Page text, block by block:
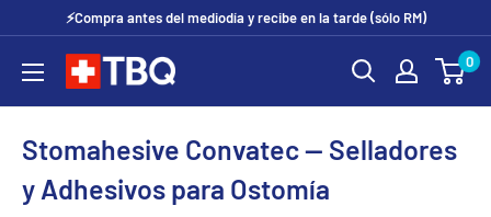
contenido
⚡Compra antes del mediodía y recibe en la tarde (sólo RM)
tubotiquin.cl 0
Stomahesive Convatec — Selladores
y Adhesivos para Ostomía